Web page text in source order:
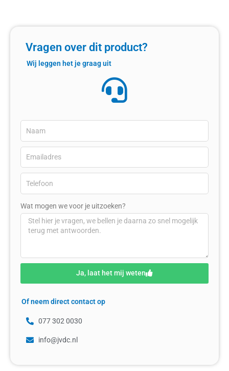
Vragen over dit product?
Wij leggen het je graag uit
Wat mogen we voor je uitzoeken?
Ja, laat het mij weten
Of neem direct contact op
077 302 0030
info@jvdc.nl